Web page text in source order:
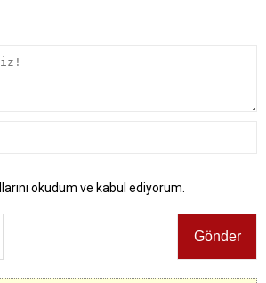
okudum ve kabul ediyorum.